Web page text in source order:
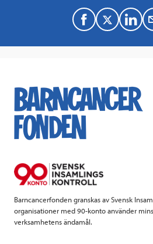
F
a
e
b
k
T
w
t
t
L
i
k
e
Barncancerfonden granskas av Svensk
organisationer med 90-konto använder
verksamhetens ändamål.